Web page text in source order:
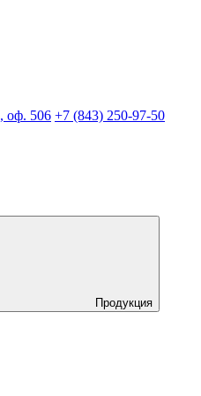
оф. 506 +7 (843) 250-97-50
Продукция